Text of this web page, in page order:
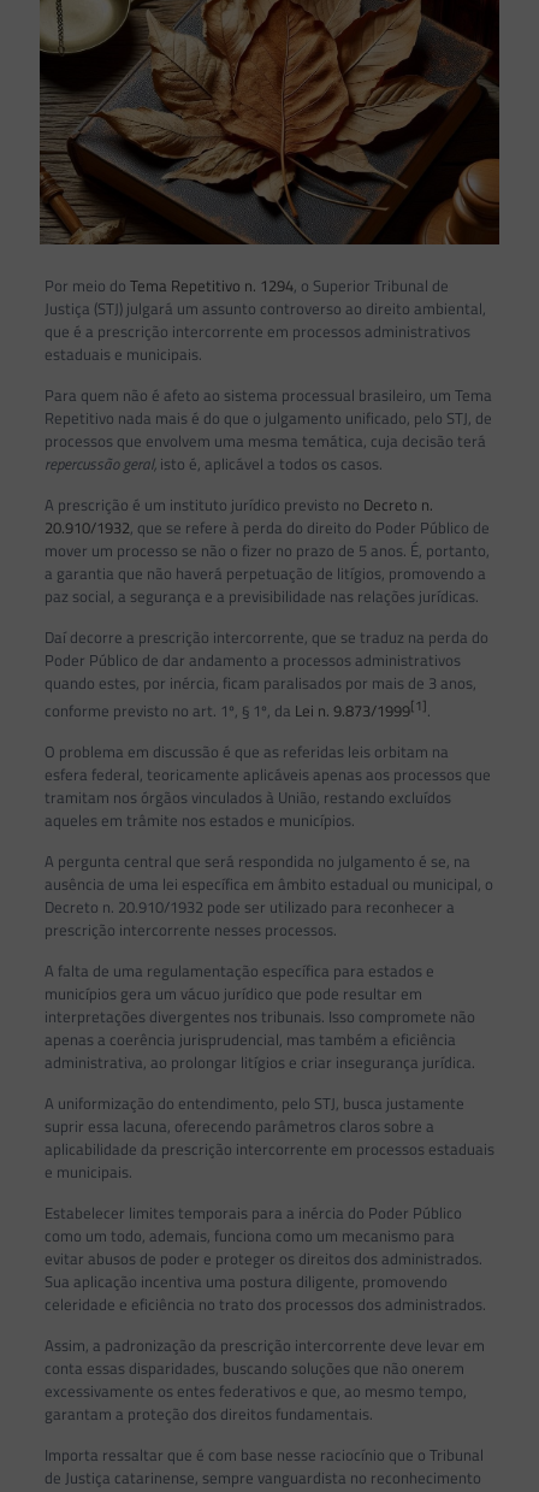
Por meio do Tema Repetitivo n. 1294, o Superior Tribunal de
Justiça (STJ) julgará um assunto controverso ao direito ambiental,
que é a prescrição intercorrente em processos administrativos
estaduais e municipais.
Para quem não é afeto ao sistema processual brasileiro, um Tema
Repetitivo nada mais é do que o julgamento unificado, pelo STJ, de
processos que envolvem uma mesma temática, cuja decisão terá
repercussão geral, isto é, aplicável a todos os casos.
A prescrição é um instituto jurídico previsto no Decreto n.
20.910/1932, que se refere à perda do direito do Poder Público de
mover um processo se não o fizer no prazo de 5 anos. É, portanto,
a garantia que não haverá perpetuação de litígios, promovendo a
paz social, a segurança e a previsibilidade nas relações jurídicas.
Daí decorre a prescrição intercorrente, que se traduz na perda do
Poder Público de dar andamento a processos administrativos
quando estes, por inércia, ficam paralisados por mais de 3 anos,
conforme previsto no art. 1º, § 1º, da Lei n. 9.873/1999[1].
O problema em discussão é que as referidas leis orbitam na
esfera federal, teoricamente aplicáveis apenas aos processos que
tramitam nos órgãos vinculados à União, restando excluídos
aqueles em trâmite nos estados e municípios.
A pergunta central que será respondida no julgamento é se, na
ausência de uma lei específica em âmbito estadual ou municipal, o
Decreto n. 20.910/1932 pode ser utilizado para reconhecer a
prescrição intercorrente nesses processos.
A falta de uma regulamentação específica para estados e
municípios gera um vácuo jurídico que pode resultar em
interpretações divergentes nos tribunais. Isso compromete não
apenas a coerência jurisprudencial, mas também a eficiência
administrativa, ao prolongar litígios e criar insegurança jurídica.
A uniformização do entendimento, pelo STJ, busca justamente
suprir essa lacuna, oferecendo parâmetros claros sobre a
aplicabilidade da prescrição intercorrente em processos estaduais
e municipais.
Estabelecer limites temporais para a inércia do Poder Público
como um todo, ademais, funciona como um mecanismo para
evitar abusos de poder e proteger os direitos dos administrados.
Sua aplicação incentiva uma postura diligente, promovendo
celeridade e eficiência no trato dos processos dos administrados.
Assim, a padronização da prescrição intercorrente deve levar em
conta essas disparidades, buscando soluções que não onerem
excessivamente os entes federativos e que, ao mesmo tempo,
garantam a proteção dos direitos fundamentais.
Importa ressaltar que é com base nesse raciocínio que o Tribunal
de Justiça catarinense, sempre vanguardista no reconhecimento